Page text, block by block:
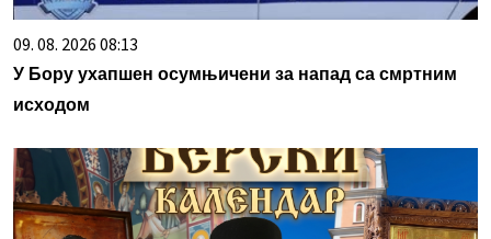
09. 08. 2026 08:13
У Бору ухапшен осумњичени за напад са смртним
исходом